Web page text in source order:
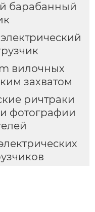
барабанный
вилочных
захватом
ричтраки
фотографии